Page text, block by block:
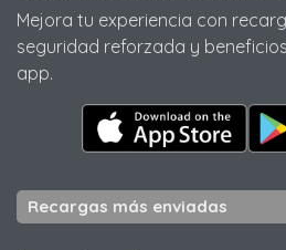
Mejora tu experiencia con
seguridad reforzada y
app.
Recargas más enviadas